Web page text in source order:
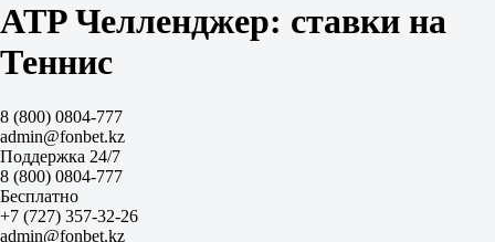
Хара-Френд Дж-Д
Завтра в 01:30
2.05
Фора
1
2
+1.5
1.80
-1.5
1.90
ATP Челленджер: ставки на
Теннис
8 (800) 0804-777
admin@fonbet.kz
Поддержка 24/7
8 (800) 0804-777
Бесплатно
+7 (727) 357-32-26
admin@fonbet.kz